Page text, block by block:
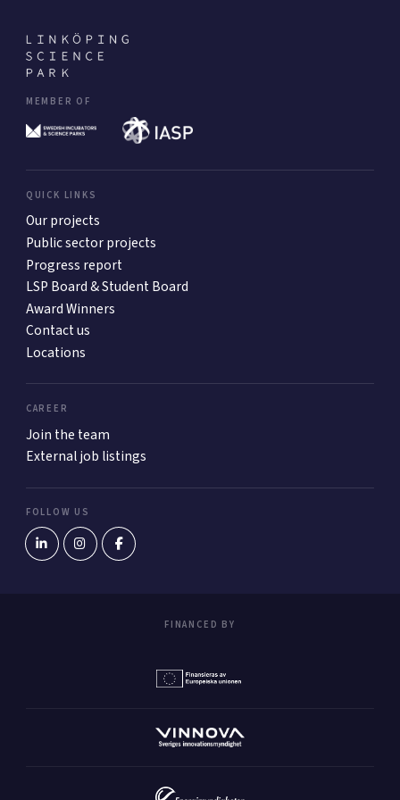
MEMBER OF
QUICK LINKS
Our projects
Public sector projects
Progress report
LSP Board & Student Board
Award Winners
Contact us
Locations
CAREER
Join the team
External job listings
FOLLOW US
FINANCED BY